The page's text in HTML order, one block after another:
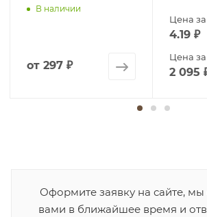
В наличии
от 297 ₽
Цена за
4.19 ₽
Цена за
2 095
Оформите заявку на сайте, мы
вами в ближайшее время и